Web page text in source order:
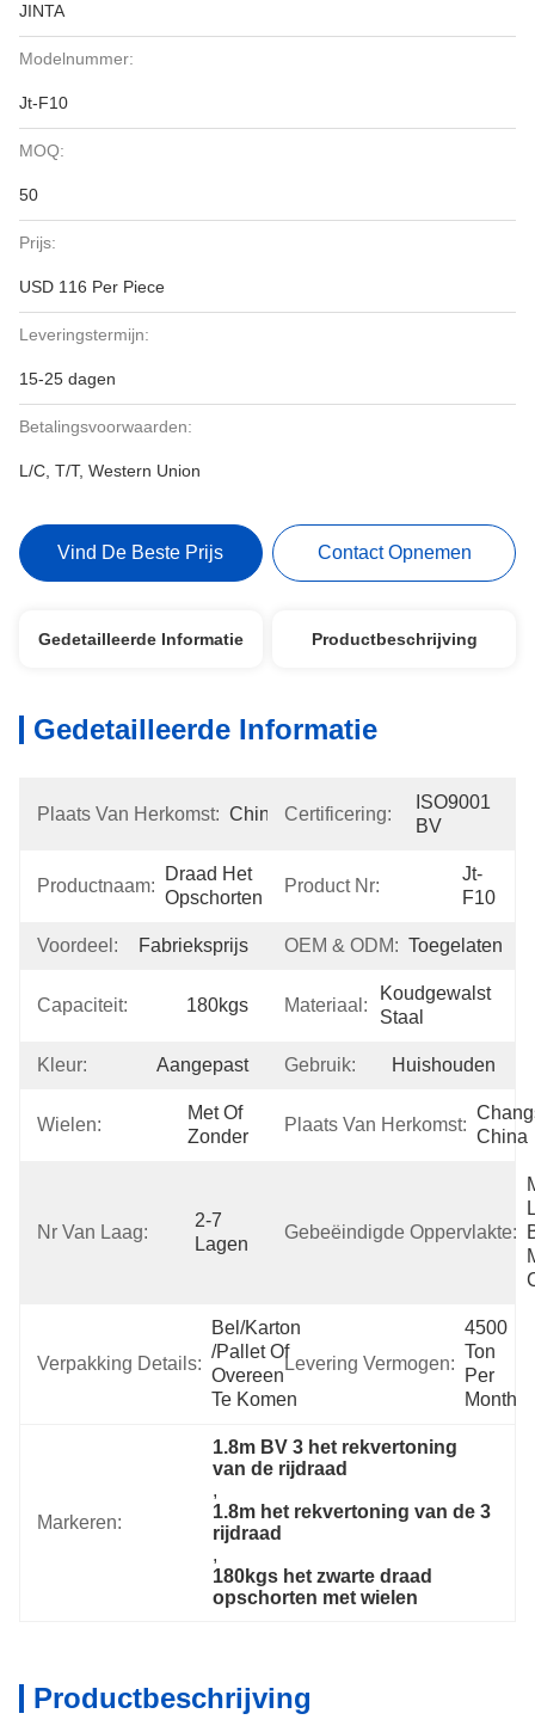
JINTA
Modelnummer:
Jt-F10
MOQ:
50
Prijs:
USD 116 Per Piece
Leveringstermijn:
15-25 dagen
Betalingsvoorwaarden:
L/C, T/T, Western Union
Vind De Beste Prijs Contact Opnemen
Gedetailleerde Informatie Productbeschrijving
Gedetailleerde Informatie
Plaats Van Herkomst: China Certificering:
ISO9001
BV
Productnaam:
Draad Het
Opschorten
Product Nr:
Jt-
F10
Voordeel: Fabrieksprijs OEM & ODM: Toegelaten
Capaciteit: 180kgs Materiaal:
Koudgewalst
Staal
Kleur: Aangepast Gebruik: Huishouden
Wielen:
Met Of
Zonder
Plaats Van Herkomst:
China
Nr Van Laag:
2-7
Lagen
Gebeëindigde Oppervlakte:
Verpakking Details:
Bel/karton
/pallet Of
Overeen
Te Komen
Levering Vermogen:
4500
Ton
Per
Month
Markeren:
1.8m BV 3 het rekvertoning
van de rijdraad
,
1.8m het rekvertoning van de 3
rijdraad
,
180kgs het zwarte draad
opschorten met wielen
Productbeschrijving